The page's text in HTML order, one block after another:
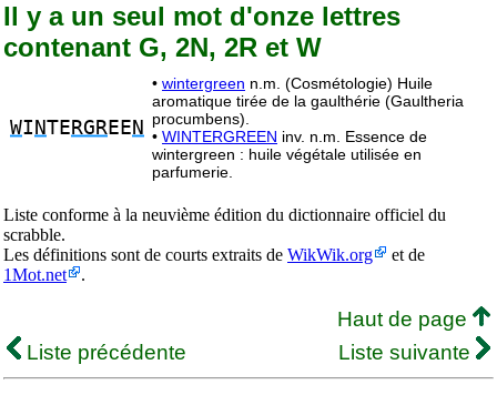
Il y a un seul mot d'onze lettres
contenant G, 2N, 2R et W
WI NTE RGREE N
• wintergreen n.m. (Cosmétologie) Huile
aromatique tirée de la gaulthérie (Gaultheria
procumbens).
• WINTERGREEN inv. n.m. Essence de
wintergreen : huile végétale utilisée en
parfumerie.
Liste conforme à la neuvième édition du dictionnaire officiel du
scrabble.
Les définitions sont de courts extraits de WikWik.org
et de
1Mot.net
.
Haut de page
Liste précédente
Liste suivante